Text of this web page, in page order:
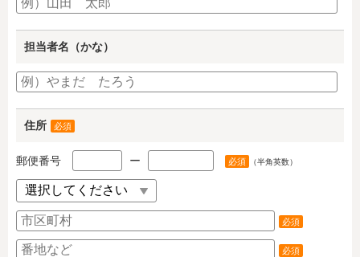
担当者名（かな）
住所 必須
郵便番号 ー 必須 （半角英数）
必須
必須